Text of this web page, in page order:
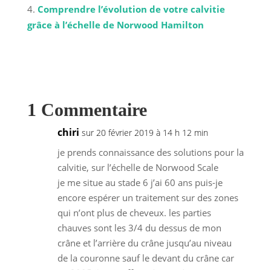
Comprendre l’évolution de votre calvitie
grâce à l’échelle de Norwood Hamilton
1 Commentaire
chiri sur 20 février 2019 à 14 h 12 min
je prends connaissance des solutions pour la
calvitie, sur l’échelle de Norwood Scale
je me situe au stade 6 j’ai 60 ans puis-je
encore espérer un traitement sur des zones
qui n’ont plus de cheveux. les parties
chauves sont les 3/4 du dessus de mon
crâne et l’arrière du crâne jusqu’au niveau
de la couronne sauf le devant du crâne car